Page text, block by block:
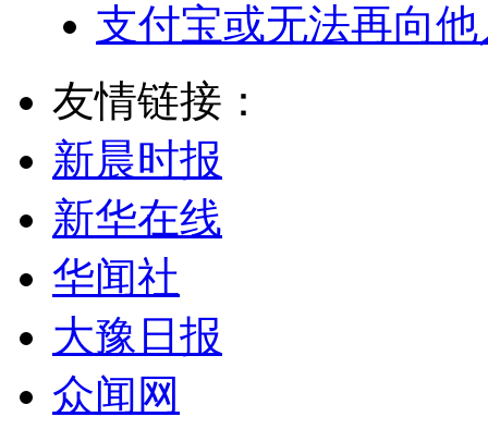
支付宝或无法再向
友情链接：
新晨时报
新华在线
华闻社
大豫日报
众闻网